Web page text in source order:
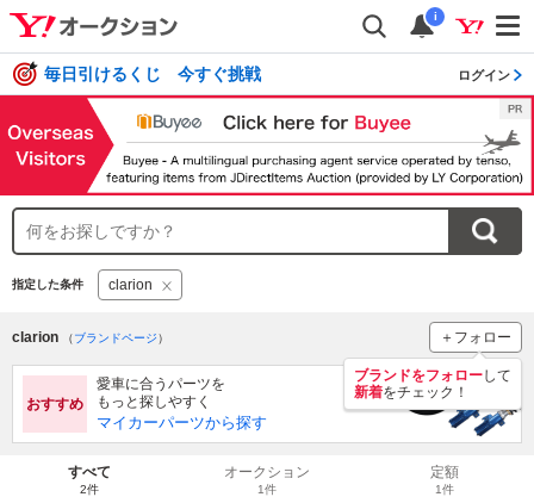
i
毎日引けるくじ 今すぐ挑戦 ログイン
指定した条件 clarion
clarion （ブランドページ） ＋フォロー
ブランドをフォローして
新着をチェック！
おすすめ
愛車に合うパーツを
もっと探しやすく
マイカーパーツから探す
すべて
2件
オークション
1件
定額
1件